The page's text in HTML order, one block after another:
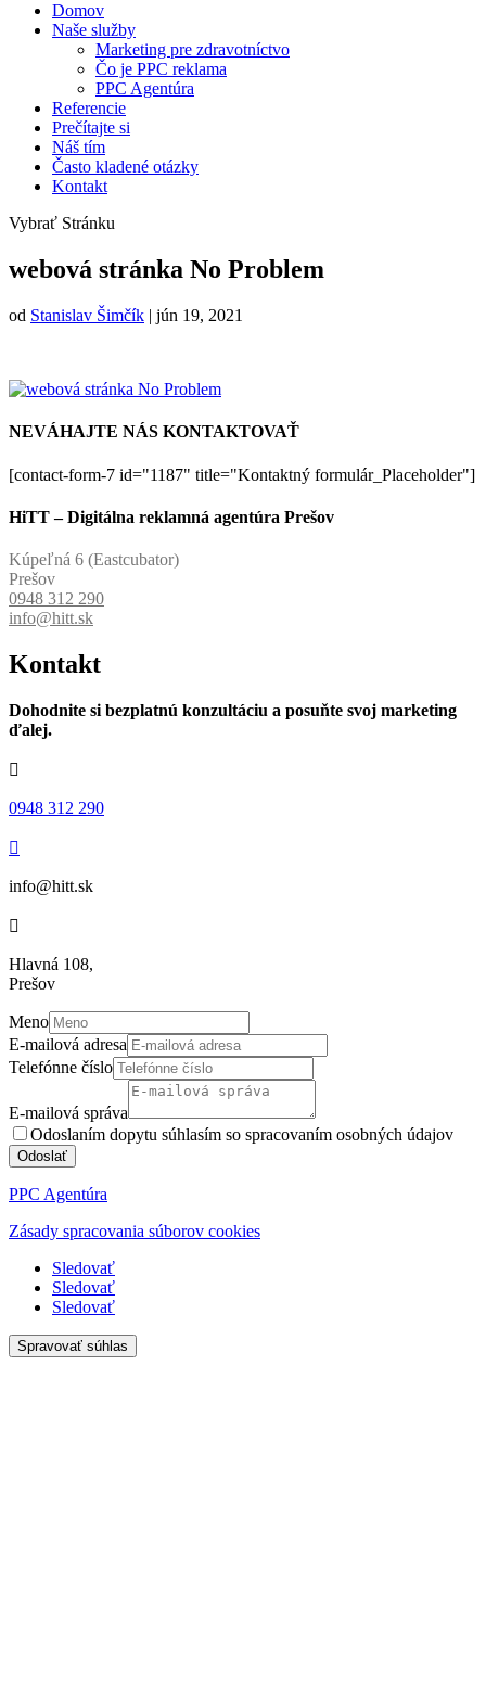
Domov
Naše služby
Marketing pre zdravotníctvo
Čo je PPC reklama
PPC Agentúra
Referencie
Prečítajte si
Náš tím
Často kladené otázky
Kontakt
Vybrať Stránku
webová stránka No Problem
od Stanislav Šimčík | jún 19, 2021
NEVÁHAJTE NÁS KONTAKTOVAŤ
[contact-form-7 id="1187" title="Kontaktný formulár_Placeholder"]
HiTT – Digitálna reklamná agentúra Prešov
Kúpeľná 6 (Eastcubator)
Prešov
0948 312 290
info@hitt.sk
Kontakt
Dohodnite si bezplatnú konzultáciu a posuňte svoj marketing
ďalej.

0948 312 290

info@hitt.sk

Hlavná 108,
Prešov
Meno
E-mailová adresa
Telefónne číslo
E-mailová správa
Odoslaním dopytu súhlasím so spracovaním osobných údajov
Odoslať
PPC Agentúra
Zásady spracovania súborov cookies
Sledovať
Sledovať
Sledovať
Spravovať súhlas